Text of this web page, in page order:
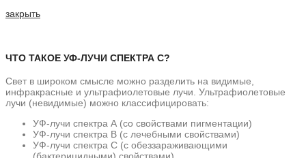
закрыть
ЧТО ТАКОЕ УФ-ЛУЧИ СПЕКТРА С?
Свет в широком смысле можно разделить на видимые,
инфракрасные и ультрафиолетовые лучи. Ультрафиолетовые
лучи (невидимые) можно классифицировать:
УФ-лучи спектра А (со свойствами пигментации)
УФ-лучи спектра В (с лечебными свойствами)
УФ-лучи спектра С (с обеззараживающими